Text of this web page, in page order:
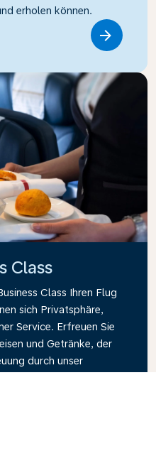
erholen können.
Class
Class Ihren Flug
sich Privatsphäre,
Service. Erfreuen Sie
und Getränke, der
durch unser